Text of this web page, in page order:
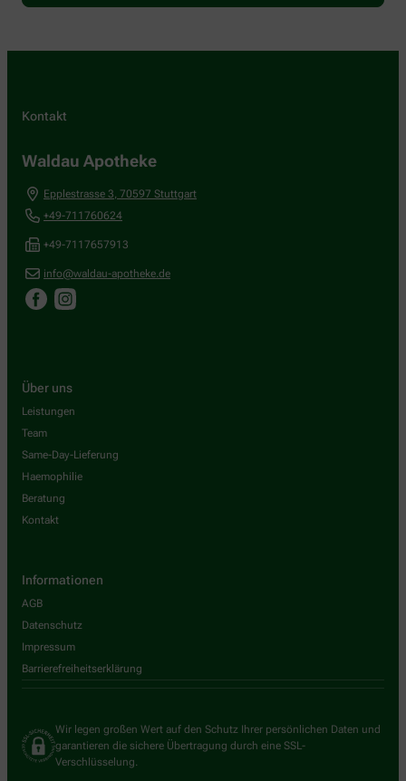
Kontakt
Waldau Apotheke
Epplestrasse 3, 70597 Stuttgart
+49-711760624
+49-7117657913
info@waldau-apotheke.de
Über uns
Leistungen
Team
Same-Day-Lieferung
Haemophilie
Beratung
Kontakt
Informationen
AGB
Datenschutz
Impressum
Barrierefreiheitserklärung
Wir legen großen Wert auf den Schutz Ihrer persönlichen Daten und
garantieren die sichere Übertragung durch eine SSL-
Verschlüsselung.